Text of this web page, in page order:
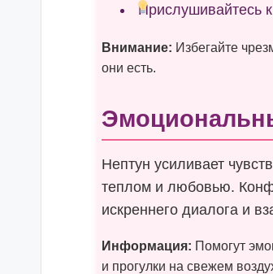
Прислушивайтесь
Внимание: Избегайте
они есть.
Нептун усиливает
теплом и любовью.
искреннего диалога и
Информация: Помогут
и прогулки на свежем